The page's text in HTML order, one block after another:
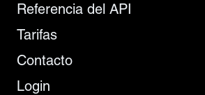
Referencia del API
Tarifas
Contacto
Login